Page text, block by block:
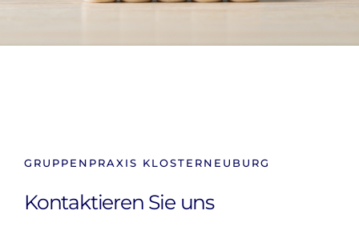
GRUPPENPRAXIS KLOSTERNEUBURG
Kontaktieren Sie uns